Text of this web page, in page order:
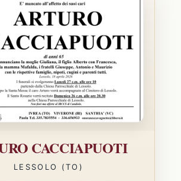
CACCIAPUOTI
LESSOLO (TO)